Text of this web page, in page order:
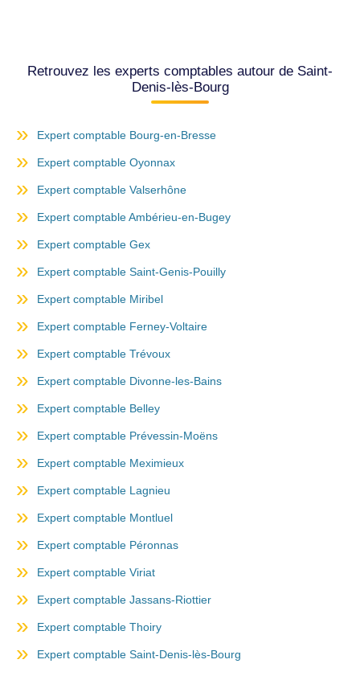
Retrouvez les experts comptables autour de Saint-
Denis-lès-Bourg
Expert comptable Bourg-en-Bresse
Expert comptable Oyonnax
Expert comptable Valserhône
Expert comptable Ambérieu-en-Bugey
Expert comptable Gex
Expert comptable Saint-Genis-Pouilly
Expert comptable Miribel
Expert comptable Ferney-Voltaire
Expert comptable Trévoux
Expert comptable Divonne-les-Bains
Expert comptable Belley
Expert comptable Prévessin-Moëns
Expert comptable Meximieux
Expert comptable Lagnieu
Expert comptable Montluel
Expert comptable Péronnas
Expert comptable Viriat
Expert comptable Jassans-Riottier
Expert comptable Thoiry
Expert comptable Saint-Denis-lès-Bourg